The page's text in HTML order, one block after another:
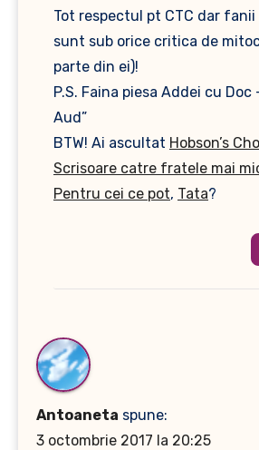
Tot respectul pt CTC dar fanii
sunt sub orice critica de
parte din ei)!
P.S. Faina piesa Addei cu Doc
Aud”
BTW! Ai ascultat Hobson’s
Scrisoare catre fratele mai
Pentru cei ce pot, Tata?
Antoaneta spune:
3 octombrie 2017 la 20:25